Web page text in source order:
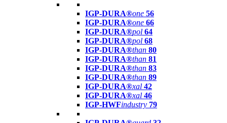
IGP-DURA®one 56
IGP-DURA®one 66
IGP-DURA®pol 64
IGP-DURA®pol 68
IGP-DURA®than 80
IGP-DURA®than 81
IGP-DURA®than 83
IGP-DURA®than 89
IGP-DURA®xal 42
IGP-DURA®xal 46
IGP-HWFindustry 79